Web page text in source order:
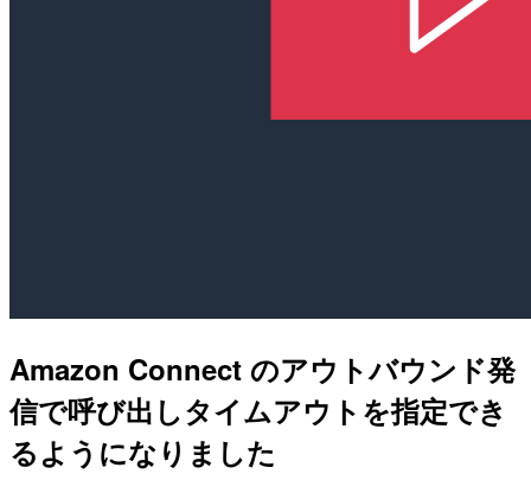
Amazon Connect のアウトバウンド発
信で呼び出しタイムアウトを指定でき
るようになりました